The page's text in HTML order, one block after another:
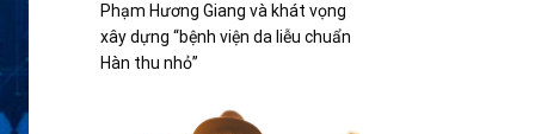
Phạm Hương Giang và khát vọng
xây dựng “bệnh viện da liễu chuẩn
Hàn thu nhỏ”